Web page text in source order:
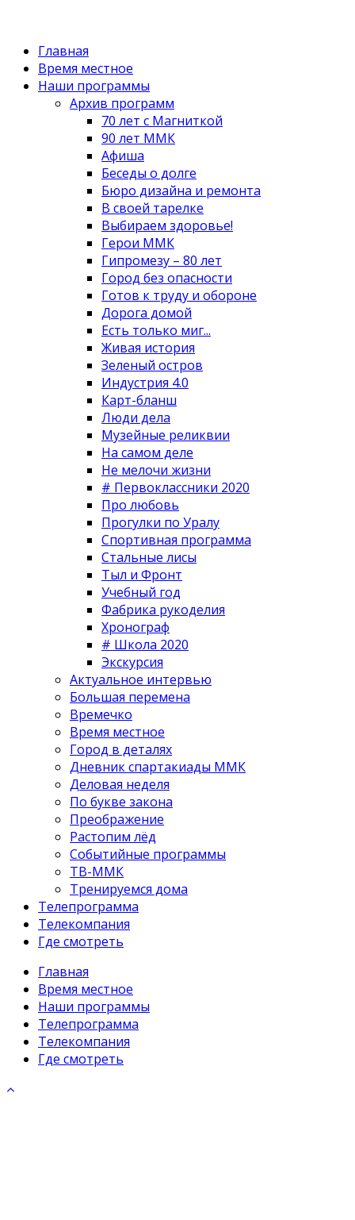
Главная
Время местное
Наши программы
Архив программ
70 лет с Магниткой
90 лет ММК
Афиша
Беседы о долге
Бюро дизайна и ремонта
В своей тарелке
Выбираем здоровье!
Герои ММК
Гипромезу – 80 лет
Город без опасности
Готов к труду и обороне
Дорога домой
Есть только миг...
Живая история
Зеленый остров
Индустрия 4.0
Карт-бланш
Люди дела
Музейные реликвии
На самом деле
Не мелочи жизни
# Первоклассники 2020
Про любовь
Прогулки по Уралу
Спортивная программа
Стальные лисы
Тыл и Фронт
Учебный год
Фабрика рукоделия
Хронограф
# Школа 2020
Экскурсия
Актуальное интервью
Большая перемена
Времечко
Время местное
Город в деталях
Дневник спартакиады ММК
Деловая неделя
По букве закона
Преображение
Растопим лёд
Событийные программы
ТВ-ММК
Тренируемся дома
Телепрограмма
Телекомпания
Где смотреть
Главная
Время местное
Наши программы
Телепрограмма
Телекомпания
Где смотреть